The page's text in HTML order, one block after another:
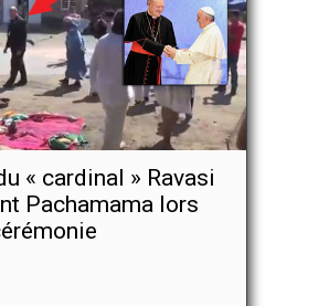
« cardinal » Ravasi
Pachamama lors